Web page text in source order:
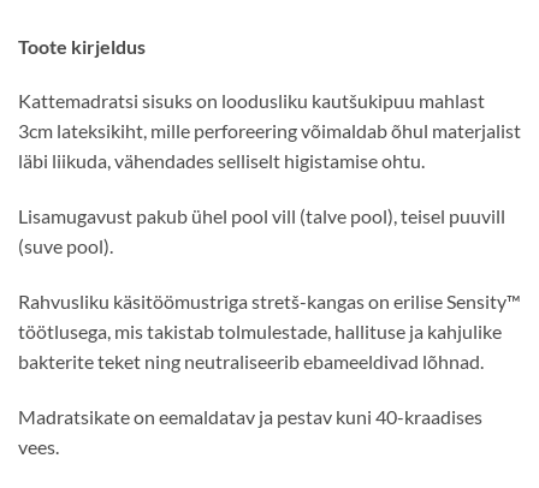
Toote kirjeldus
Kattemadratsi sisuks on loodusliku kautšukipuu mahlast
3cm lateksikiht, mille perforeering võimaldab õhul materjalist
läbi liikuda, vähendades selliselt higistamise ohtu.
Lisamugavust pakub ühel pool vill (talve pool), teisel puuvill
(suve pool).
Rahvusliku käsitöömustriga stretš-kangas on erilise Sensity™
töötlusega, mis takistab tolmulestade, hallituse ja kahjulike
bakterite teket ning neutraliseerib ebameeldivad lõhnad.
Madratsikate on eemaldatav ja pestav kuni 40-kraadises
vees.